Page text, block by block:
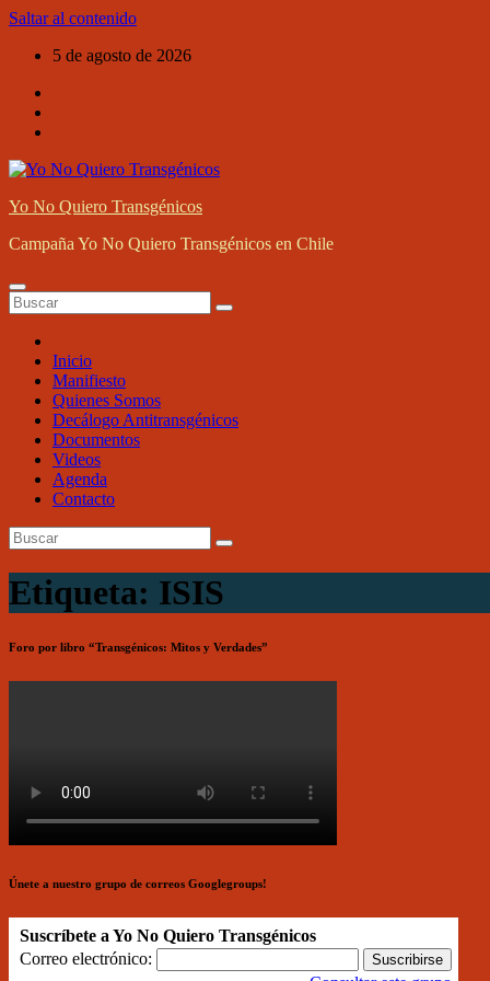
Saltar al contenido
5 de agosto de 2026
Yo No Quiero Transgénicos
Campaña Yo No Quiero Transgénicos en Chile
Inicio
Manifiesto
Quienes Somos
Decálogo Antitransgénicos
Documentos
Videos
Agenda
Contacto
Etiqueta: ISIS
Foro por libro “Transgénicos: Mitos y Verdades”
Únete a nuestro grupo de correos Googlegroups!
Suscríbete a Yo No Quiero Transgénicos
Correo electrónico: